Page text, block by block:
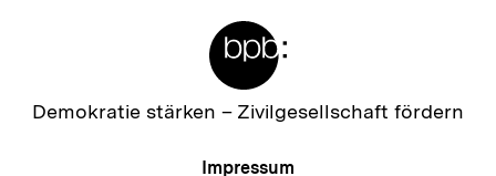
Zur
Demokratie stärken – Zivilgesellschaft fördern
Meta-
Impressum